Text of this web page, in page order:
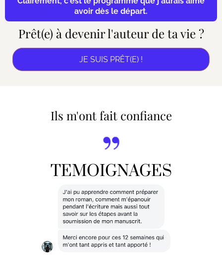
avoir dès le départ.
Prêt(e) à devenir l'auteur de ta vie ?
JE SUIS PRÊT(E) !
Ils m'ont fait confiance
TEMOIGNAGES